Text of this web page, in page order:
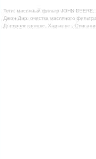
Теги: масляный фильтр JOHN
Джон Дир, очистка масляного
Днепропетровске, Харькове .